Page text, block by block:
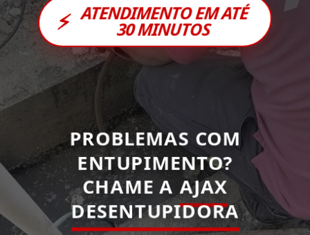
⚡ ATENDIMENTO EM ATÉ
30 MINUTOS
PROBLEMAS COM
ENTUPIMENTO?
CHAME A AJAX
DESENTUPIDORA